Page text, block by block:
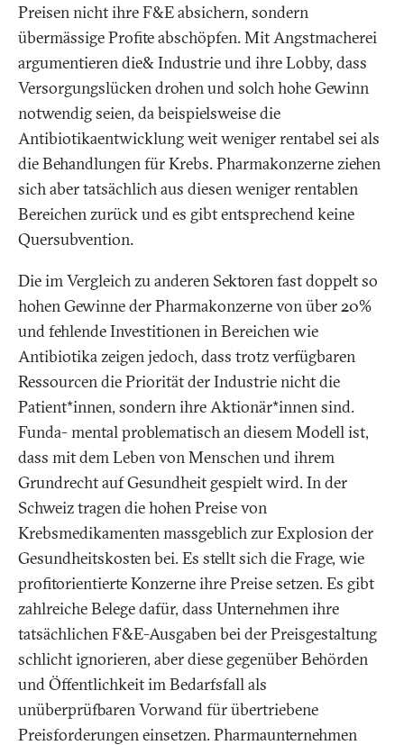
Preisen nicht ihre F&E absichern, sondern
übermässige Profite abschöpfen. Mit Angstmacherei
argumentieren die& Industrie und ihre Lobby, dass
Versorgungslücken drohen und solch hohe Gewinn
notwendig seien, da beispielsweise die
Antibiotikaentwicklung weit weniger rentabel sei als
die Behandlungen für Krebs. Pharmakonzerne ziehen
sich aber tatsächlich aus diesen weniger rentablen
Bereichen zurück und es gibt entsprechend keine
Quersubvention.
Die im Vergleich zu anderen Sektoren fast doppelt so
hohen Gewinne der Pharmakonzerne von über 20%
und fehlende Investitionen in Bereichen wie
Antibiotika zeigen jedoch, dass trotz verfügbaren
Ressourcen die Priorität der Industrie nicht die
Patient*innen, sondern ihre Aktionär*innen sind.
Funda- mental problematisch an diesem Modell ist,
dass mit dem Leben von Menschen und ihrem
Grundrecht auf Gesundheit gespielt wird. In der
Schweiz tragen die hohen Preise von
Krebsmedikamenten massgeblich zur Explosion der
Gesundheitskosten bei. Es stellt sich die Frage, wie
profitorientierte Konzerne ihre Preise setzen. Es gibt
zahlreiche Belege dafür, dass Unternehmen ihre
tatsächlichen F&E-Ausgaben bei der Preisgestaltung
schlicht ignorieren, aber diese gegenüber Behörden
und Öffentlichkeit im Bedarfsfall als
unüberprüfbaren Vorwand für übertriebene
Preisforderungen einsetzen. Pharmaunternehmen